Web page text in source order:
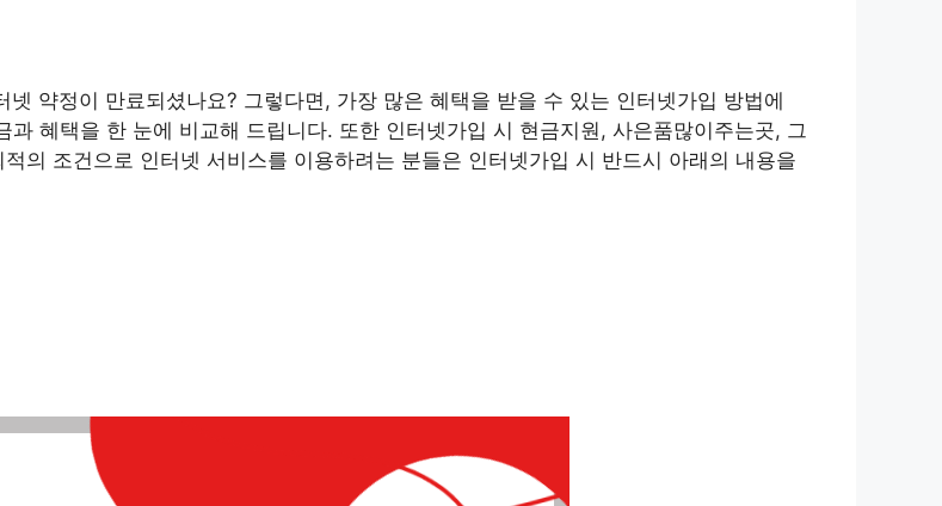
약정이 만료되셨나요? 그렇다면, 가장 많은 혜택을 받을 수 있는 인터넷가입 방법에
혜택을 한 눈에 비교해 드립니다. 또한 인터넷가입 시 현금지원, 사은품많이주는곳, 그
의 조건으로 인터넷 서비스를 이용하려는 분들은 인터넷가입 시 반드시 아래의 내용을